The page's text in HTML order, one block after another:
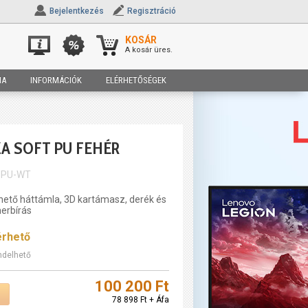
Bejelentkezés Regisztráció
KOSÁR
A kosár üres.
INFORMÁCIÓK ELÉRHETŐSÉGEK
SOFT PU FEHÉR
WT
háttámla, 3D kartámasz, derék és
100 200 Ft
78 898 Ft + Áfa